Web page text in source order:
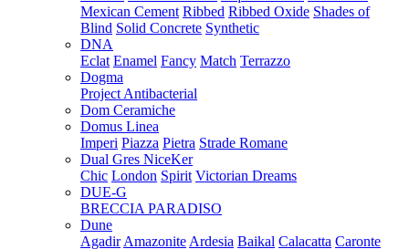
Mexican Cement Ribbed Ribbed Oxide Shades of
Blind Solid Concrete Synthetic
DNA
Eclat Enamel Fancy Match Terrazzo
Dogma
Project Antibacterial
Dom Ceramiche
Domus Linea
Imperi Piazza Pietra Strade Romane
Dual Gres NiceKer
Chic London Spirit Victorian Dreams
DUE-G
BRECCIA PARADISO
Dune
Agadir Amazonite Ardesia Baikal Calacatta Caronte